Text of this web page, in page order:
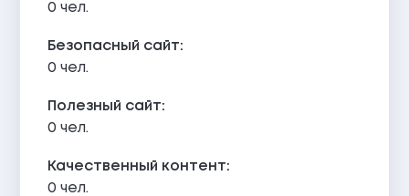
0 чел.
Безопасный сайт:
0 чел.
Полезный сайт:
0 чел.
Качественный контент:
0 чел.